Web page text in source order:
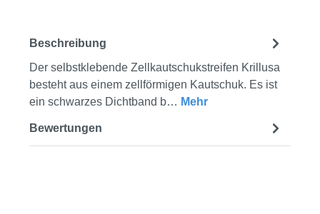
Beschreibung
Der selbstklebende Zellkautschukstreifen Krillusa
besteht aus einem zellförmigen Kautschuk. Es ist
ein schwarzes Dichtband b… Mehr
Bewertungen